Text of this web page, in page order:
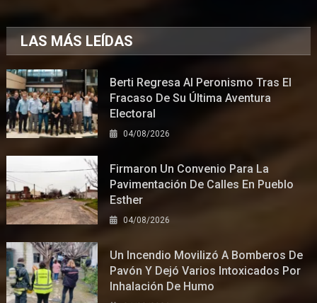
LAS MÁS LEÍDAS
Berti Regresa Al Peronismo Tras El
Fracaso De Su Última Aventura
Electoral
04/08/2026
Firmaron Un Convenio Para La
Pavimentación De Calles En Pueblo
Esther
04/08/2026
Un Incendio Movilizó A Bomberos De
Pavón Y Dejó Varios Intoxicados Por
Inhalación De Humo